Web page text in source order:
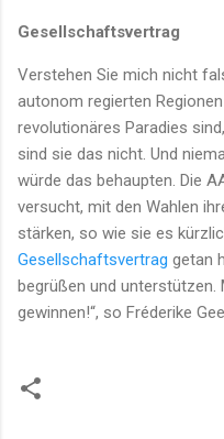
Gesellschaftsvertrag
Verstehen Sie mich nicht
autonom regierten
revolutionäres Paradies
sind sie das nicht. Und
würde das behaupten. Die
versucht, mit den Wahlen
stärken, so wie sie es
Gesellschaftsvertrag getan
begrüßen und unterstützen.
gewinnen!“, so Fréderike